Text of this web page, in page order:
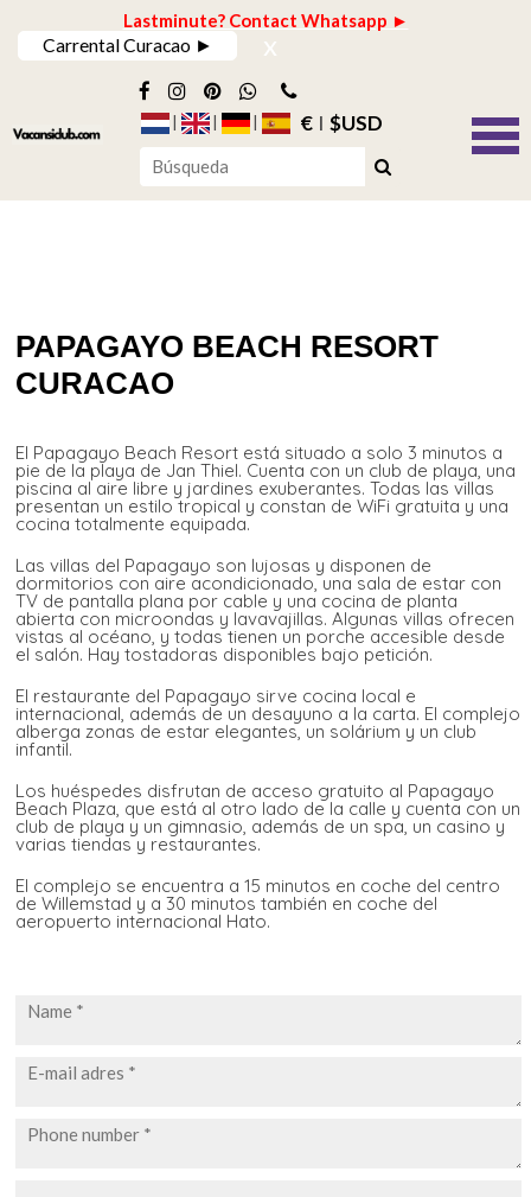
Lastminute? Contact Whatsapp ►
Carrental Curacao ► x
€ $USD
PAPAGAYO BEACH RESORT
CURACAO
El Papagayo Beach Resort está situado a solo 3 minutos a
pie de la playa de Jan Thiel. Cuenta con un club de playa, una
piscina al aire libre y jardines exuberantes. Todas las villas
presentan un estilo tropical y constan de WiFi gratuita y una
cocina totalmente equipada.
Las villas del Papagayo son lujosas y disponen de
dormitorios con aire acondicionado, una sala de estar con
TV de pantalla plana por cable y una cocina de planta
abierta con microondas y lavavajillas. Algunas villas ofrecen
vistas al océano, y todas tienen un porche accesible desde
el salón. Hay tostadoras disponibles bajo petición.
El restaurante del Papagayo sirve cocina local e
internacional, además de un desayuno a la carta. El complejo
alberga zonas de estar elegantes, un solárium y un club
infantil.
Los huéspedes disfrutan de acceso gratuito al Papagayo
Beach Plaza, que está al otro lado de la calle y cuenta con un
club de playa y un gimnasio, además de un spa, un casino y
varias tiendas y restaurantes.
El complejo se encuentra a 15 minutos en coche del centro
de Willemstad y a 30 minutos también en coche del
aeropuerto internacional Hato.